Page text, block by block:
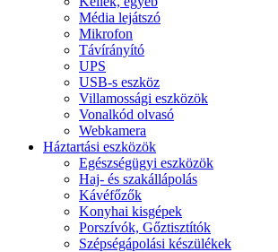
Média lejátszó
Mikrofon
Távírányító
UPS
USB-s eszköz
Villamossági eszközök
Vonalkód olvasó
Webkamera
Háztartási eszközök
Egészségügyi eszközök
Haj- és szakállápolás
Kávéfőzők
Konyhai kisgépek
Porszívók, Gőztisztítók
Szépségápolási készülékek